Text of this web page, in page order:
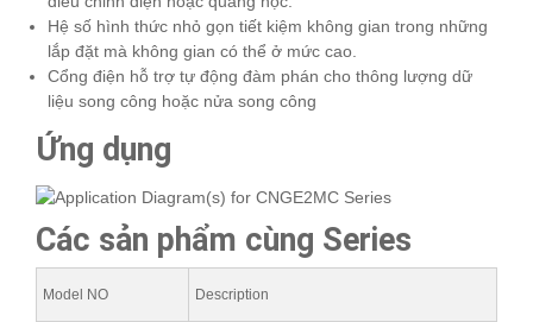
Hệ số hình thức nhỏ gọn tiết kiệm không gian trong những
lắp đặt mà không gian có thể ở mức cao.
Cổng điện hỗ trợ tự động đàm phán cho thông lượng dữ
liệu song công hoặc nửa song công
Ứng dụng
Các sản phẩm cùng Series
Model NO Description